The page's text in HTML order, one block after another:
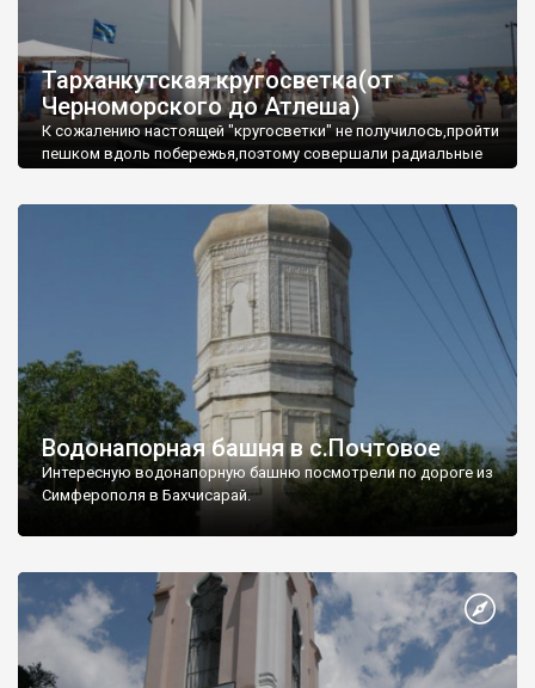
Тарханкутская кругосветка(от
Черноморского до Атлеша)
К сожалению настоящей "кругосветки" не получилось,пройти
пешком вдоль побережья,поэтому совершали радиальные
Водонапорная башня в с.Почтовое
Интересную водонапорную башню посмотрели по дороге из
Симферополя в Бахчисарай.